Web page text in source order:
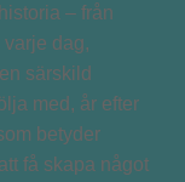
– från
dag,
särskild
med, år efter
betyder
få skapa något